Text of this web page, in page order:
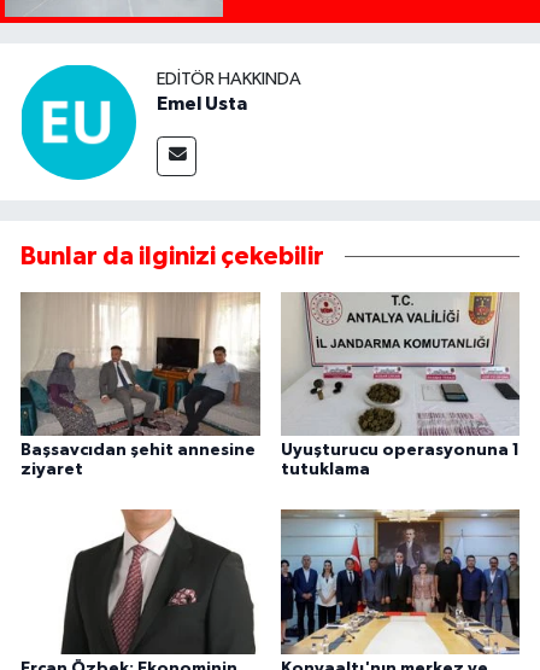
EDITÖR HAKKINDA
Emel Usta
Bunlar da ilginizi çekebilir
Başsavcıdan şehit annesine
ziyaret
Uyuşturucu operasyonuna 1
tutuklama